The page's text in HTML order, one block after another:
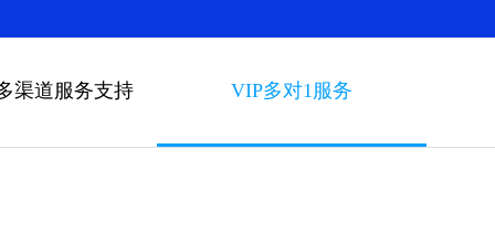
渠道服务支持 VIP多对1服务